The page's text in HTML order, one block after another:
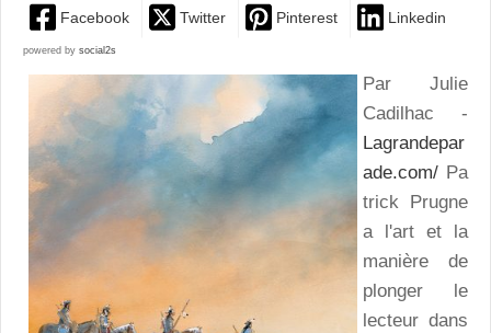
Facebook Twitter Pinterest Linkedin
powered by social2s
Par Julie
Cadilhac -
Lagrandepar
ade.com/ Pa
trick Prugne
a l'art et la
manière de
plonger le
lecteur dans